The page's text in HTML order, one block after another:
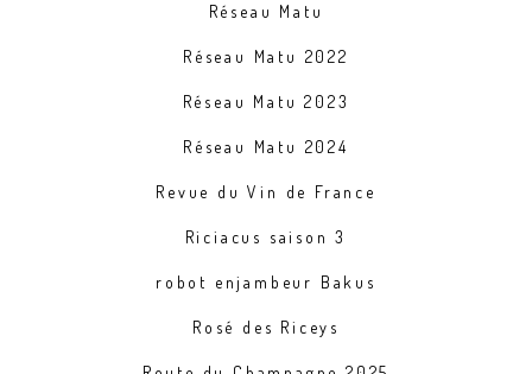
Réseau Matu
Réseau Matu 2022
Réseau Matu 2023
Réseau Matu 2024
Revue du Vin de France
Riciacus saison 3
robot enjambeur Bakus
Rosé des Riceys